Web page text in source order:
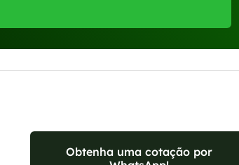
Obtenha uma cotação por